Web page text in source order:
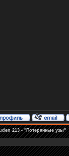
213 - "Потерянные узы"